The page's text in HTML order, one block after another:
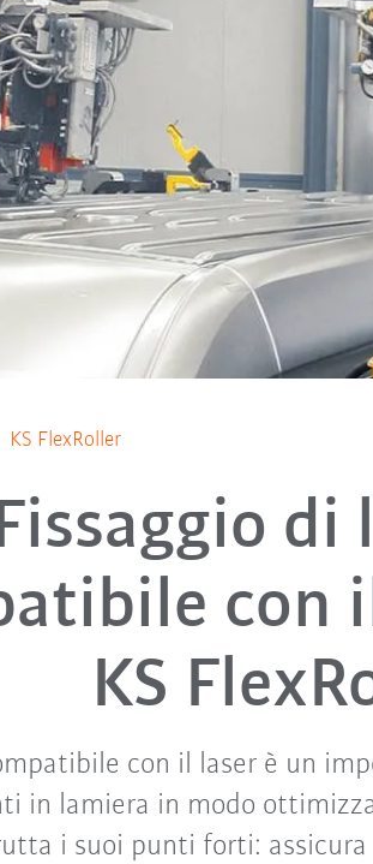
KS FlexRoller
di
con
KS
con il laser è un
in lamiera in modo
i suoi punti forti: